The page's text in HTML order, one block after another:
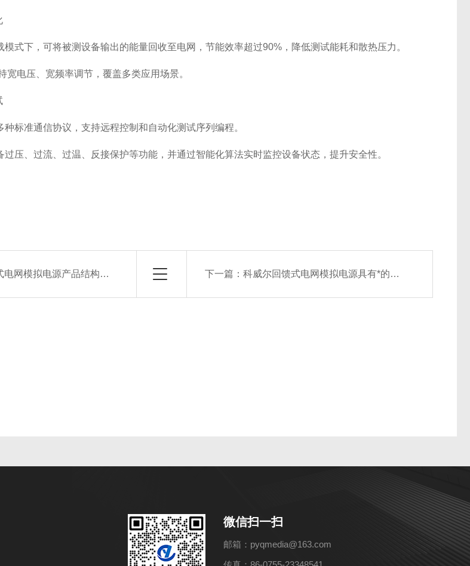
下，可将被测设备输出的能量回收至电网，节能效率超过90%，降低测试能耗和散热压力。
电压、宽频率调节，覆盖多类应用场景。
准通信协议，支持远程控制和自动化测试序列编程。
、过流、过温、反接保护等功能，并通过智能化算法实时监控设备状态，提升安全性。
模拟电源产品结构设计亮点 下一篇： 科威尔回馈式电网模拟电源具有*的保护和自诊断维护功能
微信扫一扫
邮箱：pyqmedia@163.com